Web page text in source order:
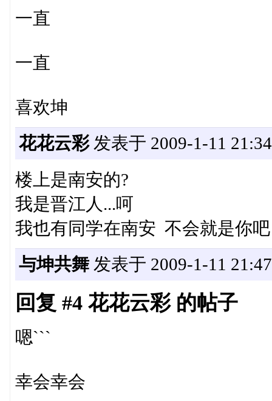
一直
一直
喜欢坤
花花云彩发表于 2009-1-11 21:34
楼上是南安的?
我是晋江人...呵
我也有同学在南安 不会就是你
与坤共舞发表于 2009-1-11 21:47
回复 #4 花花云彩 的帖子
嗯```
幸会幸会